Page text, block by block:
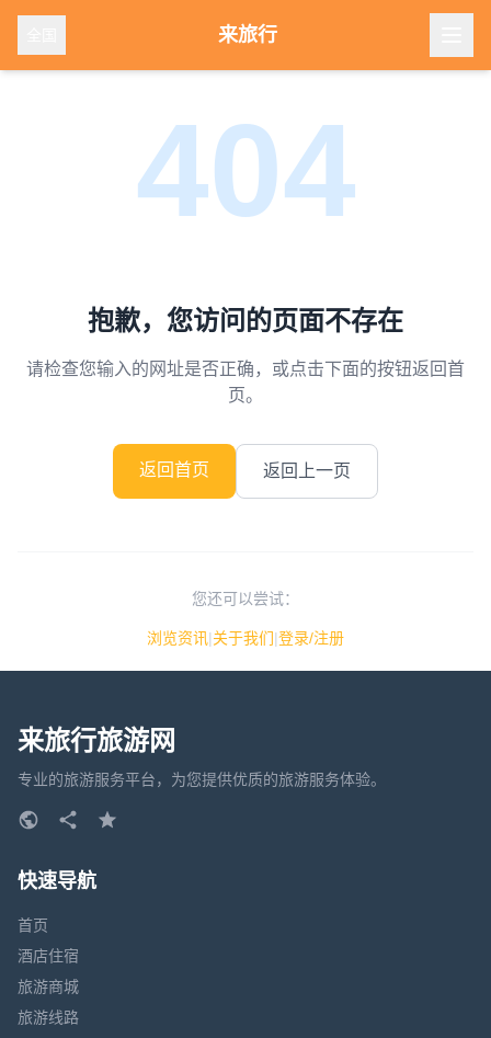
来旅行
404
抱歉，您访问的页面不存在
请检查您输入的网址是否正确，或点击下面的按钮返回首
页。
返回首页 返回上一页
您还可以尝试：
浏览资讯|关于我们|登录/注册
来旅行旅游网
专业的旅游服务平台，为您提供优质的旅游服务体验。
快速导航
首页
酒店住宿
旅游商城
旅游线路